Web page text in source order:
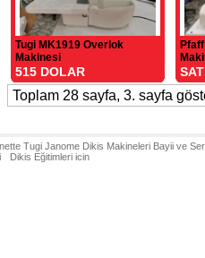
Tugi MK1919 Overlok
Makinesi
515 DOLAR
Toplam 28 sayfa, 3. sayfa
Tugi Janome Dikis Makineleri Bayii ve
Dikis Eğitimleri icin